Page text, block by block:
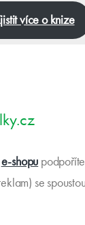
více o knize
e-shopu
se